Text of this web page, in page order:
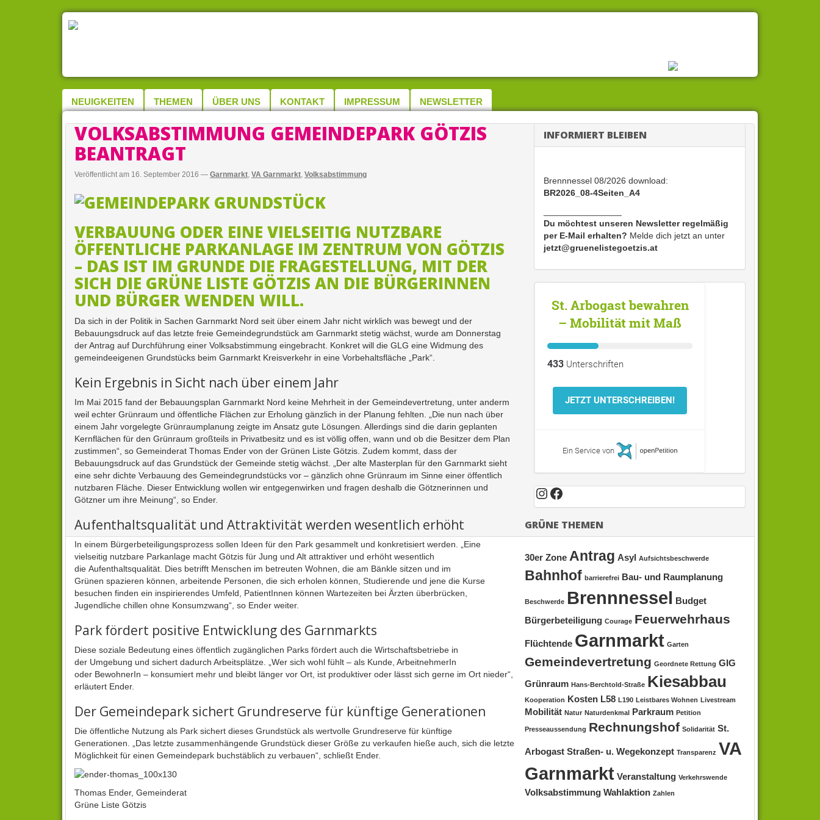
NEUIGKEITEN THEMEN ÜBER UNS KONTAKT IMPRESSUM NEWSLETTER
VOLKSABSTIMMUNG GEMEINDEPARK GÖTZIS
BEANTRAGT
Veröffentlicht am 16. September 2016 — Garnmarkt, VA Garnmarkt, Volksabstimmung
VERBAUUNG ODER EINE VIELSEITIG NUTZBARE
ÖFFENTLICHE PARKANLAGE IM ZENTRUM VON GÖTZIS
– DAS IST IM GRUNDE DIE FRAGESTELLUNG, MIT DER
SICH DIE GRÜNE LISTE GÖTZIS AN DIE BÜRGERINNEN
UND BÜRGER WENDEN WILL.
Da sich in der Politik in Sachen Garnmarkt Nord seit über einem Jahr nicht wirklich was bewegt und der
Bebauungsdruck auf das letzte freie Gemeindegrundstück am Garnmarkt stetig wächst, wurde am Donnerstag
der Antrag auf Durchführung einer Volksabstimmung eingebracht. Konkret will die GLG eine Widmung des
gemeindeeigenen Grundstücks beim Garnmarkt Kreisverkehr in eine Vorbehaltsfläche „Park“.
Kein Ergebnis in Sicht nach über einem Jahr
Im Mai 2015 fand der Bebauungsplan Garnmarkt Nord keine Mehrheit in der Gemeindevertretung, unter anderm
weil echter Grünraum und öffentliche Flächen zur Erholung gänzlich in der Planung fehlten. „Die nun nach über
einem Jahr vorgelegte Grünraumplanung zeigte im Ansatz gute Lösungen. Allerdings sind die darin geplanten
Kernflächen für den Grünraum großteils in Privatbesitz und es ist völlig offen, wann und ob die Besitzer dem Plan
zustimmen“, so Gemeinderat Thomas Ender von der Grünen Liste Götzis. Zudem kommt, dass der
Bebauungsdruck auf das Grundstück der Gemeinde stetig wächst. „Der alte Masterplan für den Garnmarkt sieht
eine sehr dichte Verbauung des Gemeindegrundstücks vor – gänzlich ohne Grünraum im Sinne einer öffentlich
nutzbaren Fläche. Dieser Entwicklung wollen wir entgegenwirken und fragen deshalb die Götznerinnen und
Götzner um ihre Meinung“, so Ender.
Aufenthaltsqualität und Attraktivität werden wesentlich erhöht
In einem Bürgerbeteiligungsprozess sollen Ideen für den Park gesammelt und konkretisiert werden. „Eine
vielseitig nutzbare Parkanlage macht Götzis für Jung und Alt attraktiver und erhöht wesentlich
die Aufenthaltsqualität. Dies betrifft Menschen im betreuten Wohnen, die am Bänkle sitzen und im
Grünen spazieren können, arbeitende Personen, die sich erholen können, Studierende und jene die Kurse
besuchen finden ein inspirierendes Umfeld, PatientInnen können Wartezeiten bei Ärzten überbrücken,
Jugendliche chillen ohne Konsumzwang“, so Ender weiter.
Park fördert positive Entwicklung des Garnmarkts
Diese soziale Bedeutung eines öffentlich zugänglichen Parks fördert auch die Wirtschaftsbetriebe in
der Umgebung und sichert dadurch Arbeitsplätze. „Wer sich wohl fühlt – als Kunde, ArbeitnehmerIn
oder BewohnerIn – konsumiert mehr und bleibt länger vor Ort, ist produktiver oder lässt sich gerne im Ort nieder“,
erläutert Ender.
Der Gemeindepark sichert Grundreserve für künftige Generationen
Die öffentliche Nutzung als Park sichert dieses Grundstück als wertvolle Grundreserve für künftige
Generationen. „Das letzte zusammenhängende Grundstück dieser Größe zu verkaufen hieße auch, sich die letzte
Möglichkeit für einen Gemeindepark buchstäblich zu verbauen“, schließt Ender.
Thomas Ender, Gemeinderat
Grüne Liste Götzis
INFORMIERT BLEIBEN
Brennnessel 08/2026 download:
BR2026_08-4Seiten_A4
Du möchtest unseren Newsletter regelmäßig
per E-Mail erhalten? Melde dich jetzt an unter
jetzt@gruenelistegoetzis.at
St. Arbogast bewahren
– Mobilität mit Maß
433 Unterschriften
JETZT UNTERSCHREIBEN!
Ein Service von
Instagram
Facebook
GRÜNE THEMEN
30er Zone Antrag Asyl Aufsichtsbeschwerde
Bahnhof barrierefrei Bau- und Raumplanung
Beschwerde Brennnessel Budget
Bürgerbeteiligung Courage Feuerwehrhaus
Flüchtende Garnmarkt Garten
Gemeindevertretung Geordnete Rettung GIG
Grünraum Hans-Berchtold-Straße Kiesabbau
Kooperation Kosten L58 L190 Leistbares Wohnen Livestream
Mobilität Natur Naturdenkmal Parkraum Petition
Presseaussendung Rechnungshof Solidarität St.
Arbogast Straßen- u. Wegekonzept Transparenz VA
Garnmarkt Veranstaltung Verkehrswende
Volksabstimmung Wahlaktion Zahlen